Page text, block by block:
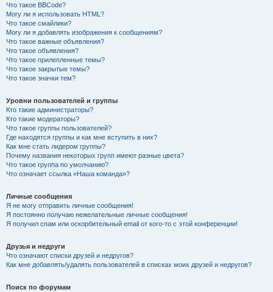
Что такое BBCode?
Могу ли я использовать HTML?
Что такое смайлики?
Могу ли я добавлять изображения к сообщениям?
Что такое важные объявления?
Что такое объявления?
Что такое прилепленные темы?
Что такое закрытые темы?
Что такое значки тем?
Уровни пользователей и группы
Кто такие администраторы?
Кто такие модераторы?
Что такое группы пользователей?
Где находятся группы и как мне вступить в них?
Как мне стать лидером группы?
Почему названия некоторых групп имеют разные цвета?
Что такое группа по умолчанию?
Что означает ссылка «Наша команда»?
Личные сообщения
Я не могу отправить личные сообщения!
Я постоянно получаю нежелательные личные сообщения!
Я получил спам или оскорбительный email от кого-то с этой конференции!
Друзья и недруги
Что означают списки друзей и недругов?
Как мне добавлять/удалять пользователей в списках моих друзей и недругов?
Поиск по форумам